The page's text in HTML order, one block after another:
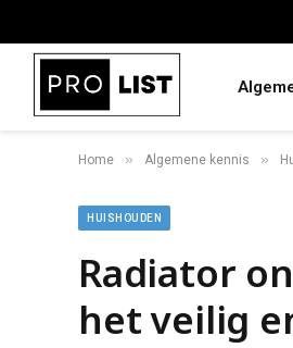
Home » Algemene kennis »
HUISHOUDEN
Radiator
het veilig